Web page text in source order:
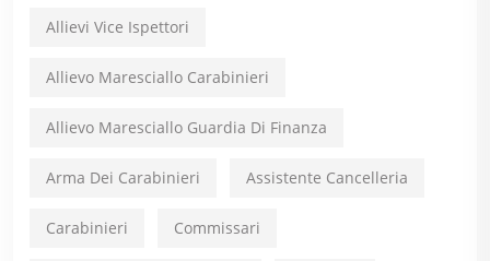
Allievi Vice Ispettori
Allievo Maresciallo Carabinieri
Allievo Maresciallo Guardia Di Finanza
Arma Dei Carabinieri Assistente Cancelleria
Carabinieri Commissari